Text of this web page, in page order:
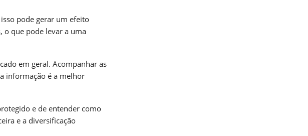
pode gerar um efeito
o que pode levar a uma
em geral. Acompanhar as
informação é a melhor
e de entender como
e a diversificação